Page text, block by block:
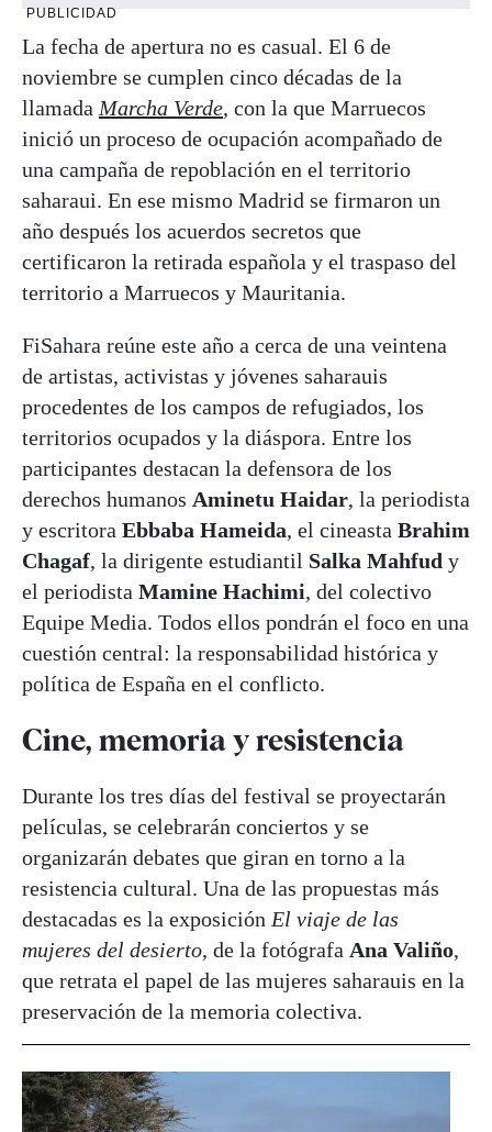
PUBLICIDAD
La fecha de apertura no es casual. El 6 de
noviembre se cumplen cinco décadas de la
llamada Marcha Verde, con la que Marruecos
inició un proceso de ocupación acompañado de
una campaña de repoblación en el territorio
saharaui. En ese mismo Madrid se firmaron un
año después los acuerdos secretos que
certificaron la retirada española y el traspaso del
territorio a Marruecos y Mauritania.
FiSahara reúne este año a cerca de una veintena
de artistas, activistas y jóvenes saharauis
procedentes de los campos de refugiados, los
territorios ocupados y la diáspora. Entre los
participantes destacan la defensora de los
derechos humanos Aminetu Haidar, la periodista
y escritora Ebbaba Hameida, el cineasta Brahim
Chagaf, la dirigente estudiantil Salka Mahfud y
el periodista Mamine Hachimi, del colectivo
Equipe Media. Todos ellos pondrán el foco en una
cuestión central: la responsabilidad histórica y
política de España en el conflicto.
Cine, memoria y resistencia
Durante los tres días del festival se proyectarán
películas, se celebrarán conciertos y se
organizarán debates que giran en torno a la
resistencia cultural. Una de las propuestas más
destacadas es la exposición El viaje de las
mujeres del desierto, de la fotógrafa Ana Valiño,
que retrata el papel de las mujeres saharauis en la
preservación de la memoria colectiva.